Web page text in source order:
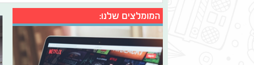
המומלצים שלנו: